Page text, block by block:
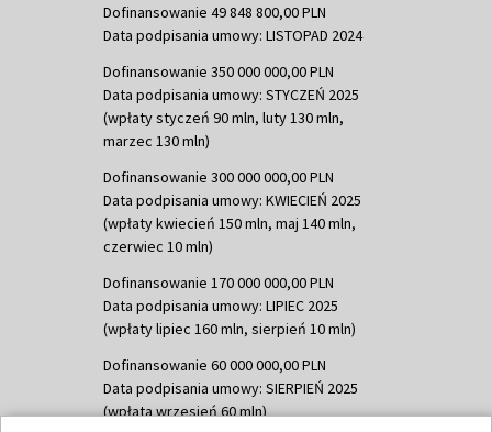
Dofinansowanie 49 848 800,00 PLN
Data podpisania umowy: LISTOPAD 2024
Dofinansowanie 350 000 000,00 PLN
Data podpisania umowy: STYCZEŃ 2025
(wpłaty styczeń 90 mln, luty 130 mln,
marzec 130 mln)
Dofinansowanie 300 000 000,00 PLN
Data podpisania umowy: KWIECIEŃ 2025
(wpłaty kwiecień 150 mln, maj 140 mln,
czerwiec 10 mln)
Dofinansowanie 170 000 000,00 PLN
Data podpisania umowy: LIPIEC 2025
(wpłaty lipiec 160 mln, sierpień 10 mln)
Dofinansowanie 60 000 000,00 PLN
Data podpisania umowy: SIERPIEŃ 2025
(wpłata wrzesień 60 mln)